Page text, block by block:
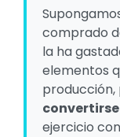
comprado
la ha
elementos
producción,
ejercicio